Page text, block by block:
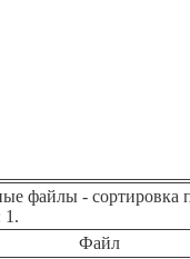
файлы - сортировка
1.
Файл